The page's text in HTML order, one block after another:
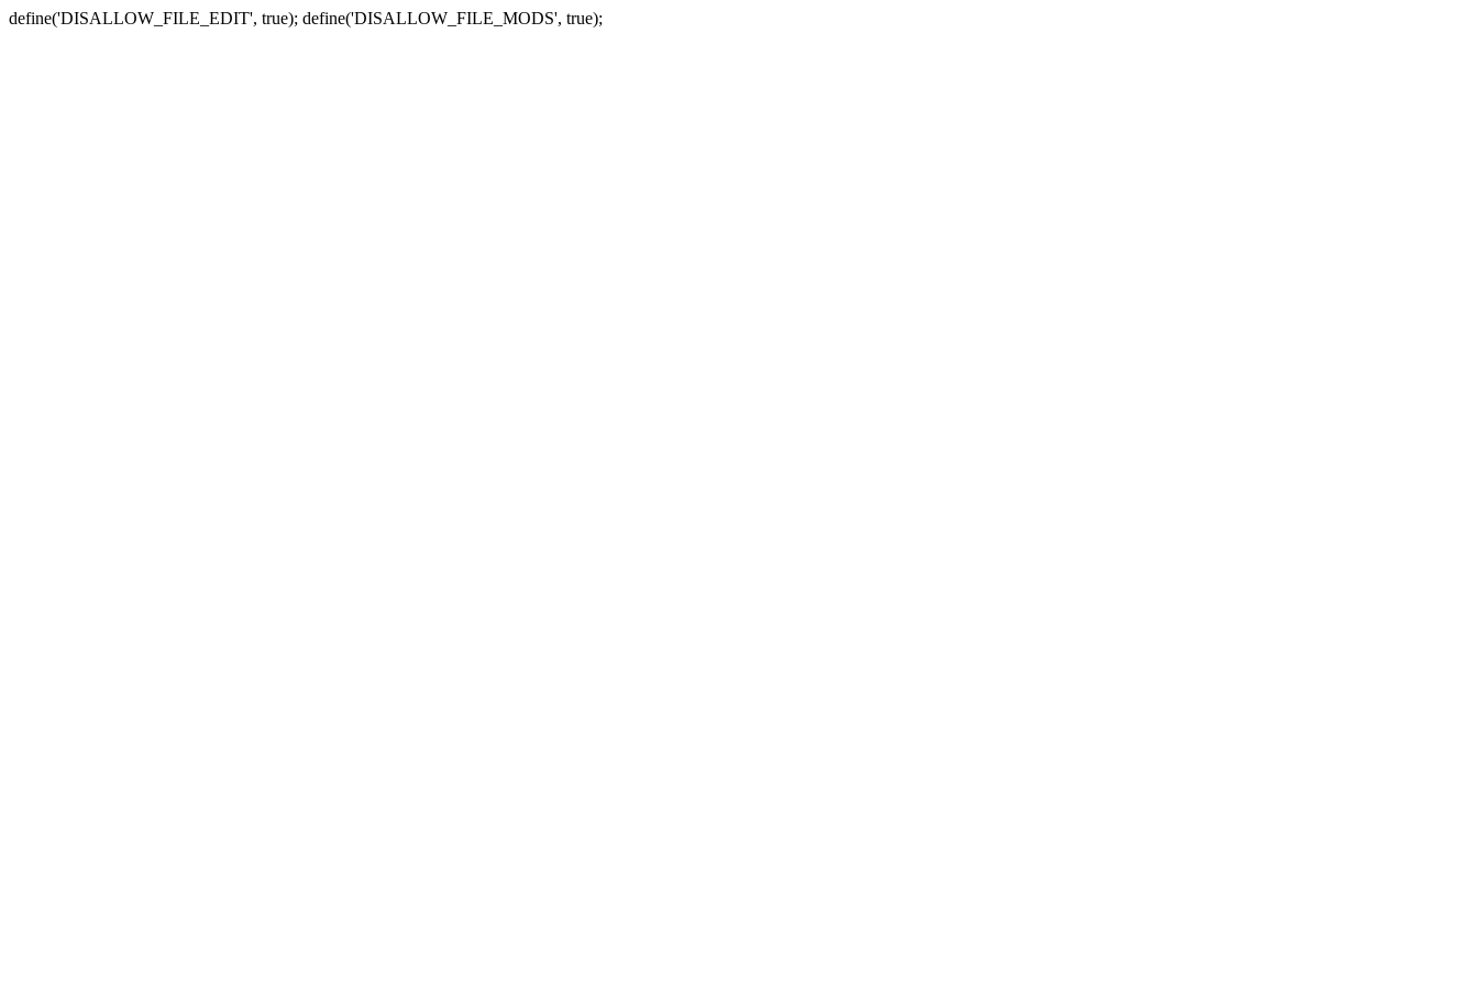
define('DISALLOW_FILE_EDIT', true); define('DISALLOW_FILE_MODS', true);